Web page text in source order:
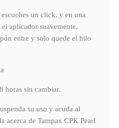
un click, y en una
aplicador suavemente,
entre y solo quede el hilo
horas sin cambiar.
su uso y acuda al
acerca de Tampax CPK Pearl